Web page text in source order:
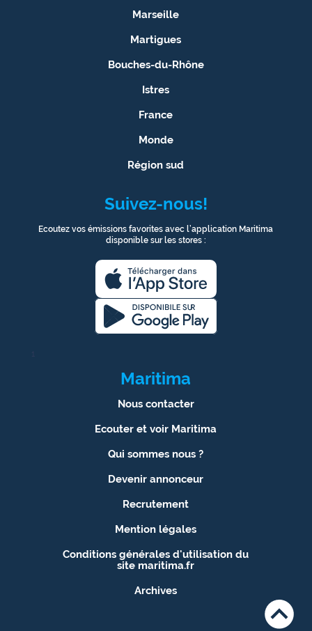
Marseille
Martigues
Bouches-du-Rhône
Istres
France
Monde
Région sud
Suivez-nous!
Ecoutez vos émissions favorites avec l’application Maritima
disponible sur les stores :
1
Maritima
Nous contacter
Ecouter et voir Maritima
Qui sommes nous ?
Devenir annonceur
Recrutement
Mention légales
Conditions générales d'utilisation du
site maritima.fr
Archives